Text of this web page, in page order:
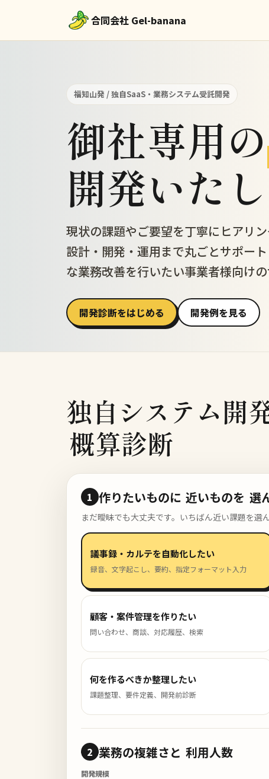
合同会社 Gel-banana
福知山発 / 独自SaaS・業務システム受託開発
御社専用の
開発いた
現状の課題やご要望を丁寧にヒアリ
設計・開発・運用まで丸ごとサポー
な業務改善を行いたい事業者様向けの
開発診断をはじめる 開発例を見る
独自システム開
概算診断
1 作りたいものに 近いものを 選
まだ曖昧でも大丈夫です。いちばん近い課題を選
議事録・カルテを自動化したい
録音、文字起こし、要約、指定フォーマット入力
顧客・案件管理を作りたい
問い合わせ、商談、対応履歴、検索
何を作るべきか整理したい
課題整理、要件定義、開発前診断
2 業務の複雑さと 利用人数
開発規模